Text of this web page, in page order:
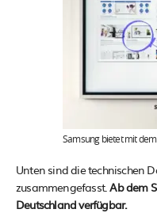
Samsung bietet mit
Unten sind die technischen
zusammengefasst. Ab dem
Deutschland verfügbar.